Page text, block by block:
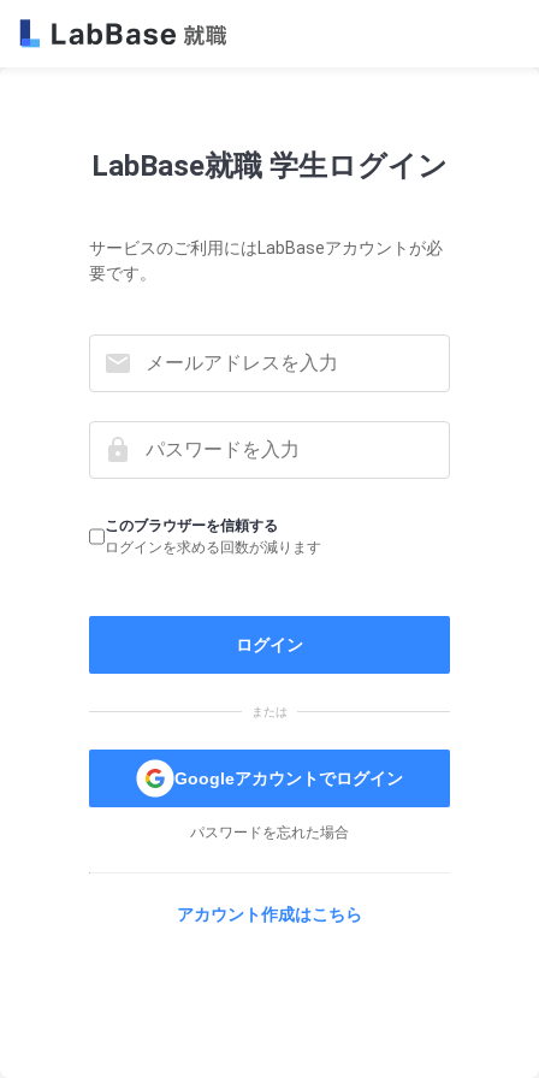
LabBase就職 学生ログイン
サービスのご利用にはLabBaseアカウントが必
要です。
このブラウザーを信頼する
ログインを求める回数が減ります
ログイン
または
Googleアカウントでログイン
パスワードを忘れた場合
アカウント作成はこちら